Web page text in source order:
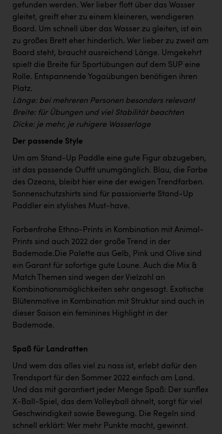
Dopgas
kunden basics
kontakt
gefunden werden. Wer lieber flott über das Wasser
gleitet, greift eher zu einem kleineren, wendigeren
Board. Um schnell über das Wasser zu gleiten, ist ein
zu großes Brett eher hinderlich. Wer lieber zu zweit am
Board steht, braucht ausreichend Länge. Umgekehrt
spielt die Breite für Sportübungen auf dem SUP eine
Rolle. Entspannende Yogaübungen benötigen ihren
Platz.
Länge: bei mehreren Personen besonders relevant
Breite: für Übungen und viel Stabilität beachten
Dicke: je mehr, je ruhigere Wasserlage
Der passende Style
Um am Stand-Up Paddle eine gute Figur abzugeben,
ist das passende Outfit unumgänglich. Blau, die Farbe
des Ozeans, bleibt hier eine der ewigen Trendfarben.
Sonnenschutzshirts sind für passionierte Stand-Up
Paddler ein stylishes Must-have.
Farbenfrohe Ethno-Prints in Kombination mit Animal-
Prints sind auch 2022 der große Trend in der
Bademode.Die Palette aus Gelb, Pink und Olive sind
ein Garant für sofortige gute Laune. Auch die Mix &
Match Themen sind wegen der Vielzahl an
Kombinationsmöglichkeiten sehr angesagt. Exotische
Blütenmotive in Kombination mit Struktur sind auch in
dieser Saison ein feminines Highlight in der
Bademode.
Spaß für Landratten
Und wem das alles viel zu nass ist, erlebt dafür den
Trendsport für den Sommer 2022 einfach am Land.
Und das mit garantiert jeder Menge Spaß: Der sunflex
X-Ball-Spiel, das dem Volleyball ähnelt, sorgt für viel
Geschwindigkeit sowie Bewegung. Die Regeln sind
schnell erklärt: Wer mehr Punkte macht, gewinnt.